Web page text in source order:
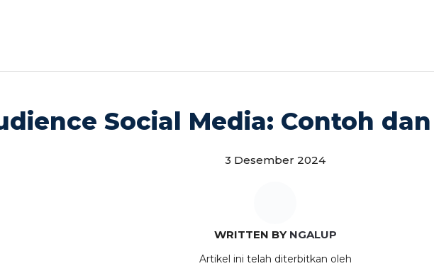
Social Media: Contoh
3 Desember 2024
WRITTEN BY NGALUP
Artikel ini telah diterbitkan oleh